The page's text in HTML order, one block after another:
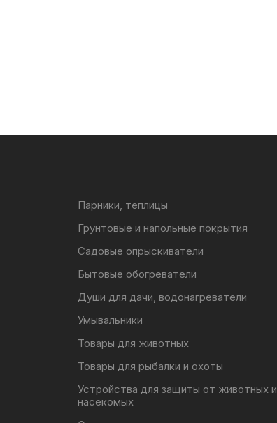
Парники, теплицы
Грунтовые и напольные покрытия
Садовые опрыскиватели
Бытовые обогреватели
Души для дачи, водонагреватели
Умывальники
Товары для животных
Товары для рыбалки и охоты
Устройства для защиты от животных и
насекомых